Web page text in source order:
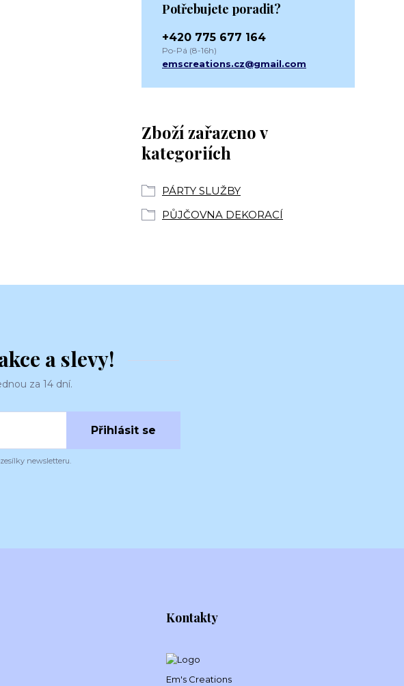
Zboží zařazeno v
kategoriích
PÁRTY SLUŽBY
PŮJČOVNA DEKORACÍ
Potřebujete poradit?
+420 775 677 164
Po-Pá (8-16h)
emscreations.cz@gmail.com
a slevy!
za 14 dní.
Přihlásit se
newsletteru.
Kontakty
Em's Creations